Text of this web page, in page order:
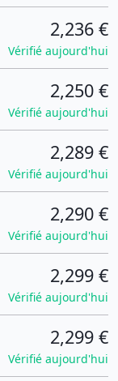
2,236 €
Vérifié aujourd'hui
2,250 €
Vérifié aujourd'hui
2,289 €
Vérifié aujourd'hui
2,290 €
Vérifié aujourd'hui
2,299 €
Vérifié aujourd'hui
2,299 €
Vérifié aujourd'hui